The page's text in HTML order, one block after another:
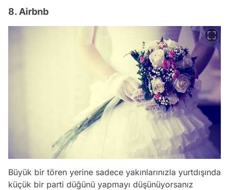
8. Airbnb
Büyük bir tören yerine sadece yakınlarınızla yurtdışında
küçük bir parti düğünü yapmayı düşünüyorsanız